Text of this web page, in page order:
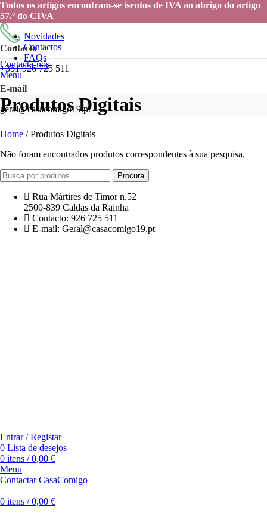
Todos os artigos encontram-se isentos de IVA ao abrigo do artigo
57.º do CIVA
Novidades
Contactos
FAQs
Contacto
+351 926 725 511
E-mail
geral@casacomigo19.pt
Entrar / Registar
0 Lista de desejos
0 itens / 0,00 €
Menu
Contactar CasaComigo
0 itens / 0,00 €
Contacta-nos
Menu
Produtos Digitais
Home /Produtos Digitais
Não foram encontrados produtos correspondentes à sua pesquisa.
Procura
Rua Mártires de Timor n.52
2500-839 Caldas da Rainha
Contacto: 926 725 511
E-mail: Geral@casacomigo19.pt